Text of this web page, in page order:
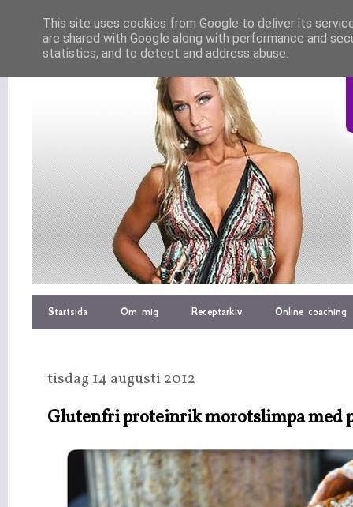
Startsida Om mig Receptarkiv Online coaching
tisdag 14 augusti 2012
Glutenfri proteinrik morotslimpa med
This site uses cookies from Google to deliver its
are shared with Google along with performance and
statistics, and to detect and address abuse.